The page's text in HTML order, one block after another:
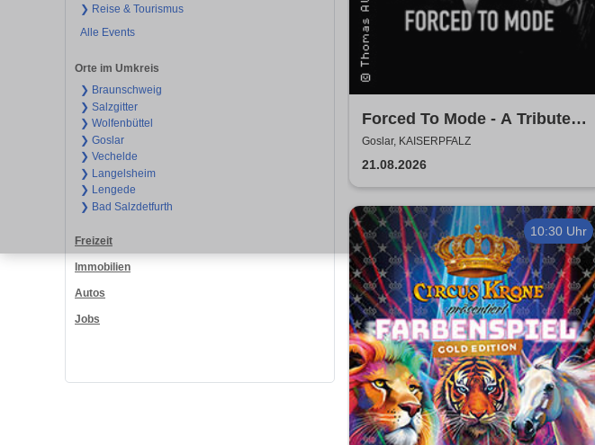
❯ Reise & Tourismus
Alle Events
Orte im Umkreis
❯ Braunschweig
❯ Salzgitter
❯ Wolfenbüttel
❯ Goslar
❯ Vechelde
❯ Langelsheim
❯ Lengede
❯ Bad Salzdetfurth
Freizeit
Immobilien
Autos
Jobs
Forced To Mode - A Tribute
To Depeche Mode
Goslar, KAISERPFALZ
21.08.2026
10:30 Uhr